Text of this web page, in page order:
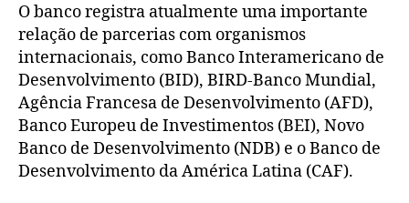
O banco registra atualmente uma importante
relação de parcerias com organismos
internacionais, como Banco Interamericano de
Desenvolvimento (BID), BIRD-Banco Mundial,
Agência Francesa de Desenvolvimento (AFD),
Banco Europeu de Investimentos (BEI), Novo
Banco de Desenvolvimento (NDB) e o Banco de
Desenvolvimento da América Latina (CAF).